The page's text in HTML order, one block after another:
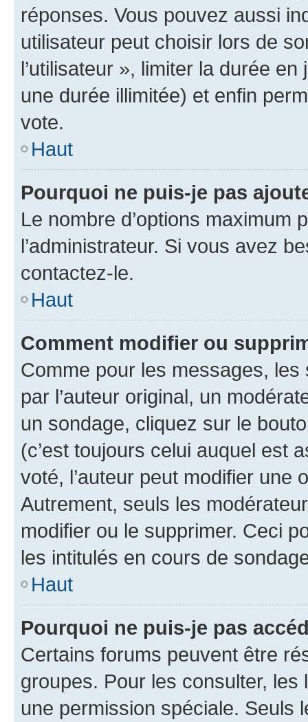
réponses. Vous pouvez aussi
utilisateur peut choisir lors de
l’utilisateur », limiter la durée
une durée illimitée) et enfin
vote.
Haut
Pourquoi ne puis-je pas
Le nombre d’options maximum
l’administrateur. Si vous avez
contactez-le.
Haut
Comment modifier ou
Comme pour les messages,
par l’auteur original, un
un sondage, cliquez sur le
(c’est toujours celui auquel est
voté, l’auteur peut modifier une
Autrement, seuls les
modifier ou le supprimer. Ceci
les intitulés en cours de
Haut
Pourquoi ne puis-je pas
Certains forums peuvent être
groupes. Pour les consulter,
une permission spéciale. Seuls